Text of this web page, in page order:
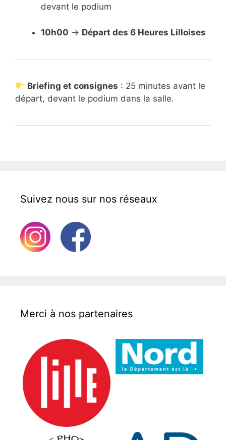
devant le podium
10h00 → Départ des 6 Heures Lilloises
Briefing et consignes : 25 minutes avant le
départ, devant le podium dans la salle.
Suivez nous sur nos réseaux
Merci à nos partenaires